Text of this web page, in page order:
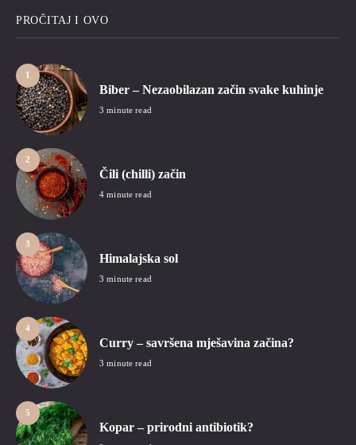
PROČITAJ I OVO
1
Biber – Nezaobilazan začin svake kuhinje
3 minute read
2
Čili (chilli) začin
4 minute read
3
Himalajska sol
3 minute read
4
Curry – savršena mješavina začina?
3 minute read
5
Kopar – prirodni antibiotik?